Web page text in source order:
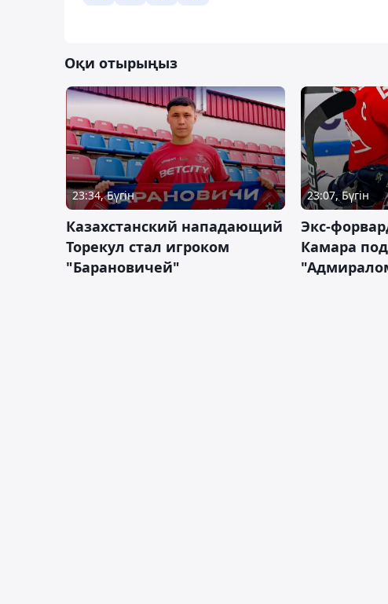
Оқи отырыңыз
23:34, Бүгін
Казахстанский нападающий
Торекул стал игроком
"Барановичей"
23:07, Бүгін
Экс-
Камара